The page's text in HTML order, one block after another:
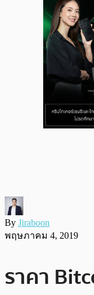
By Jiraboon
พฤษภาคม 4, 2019
ราคา